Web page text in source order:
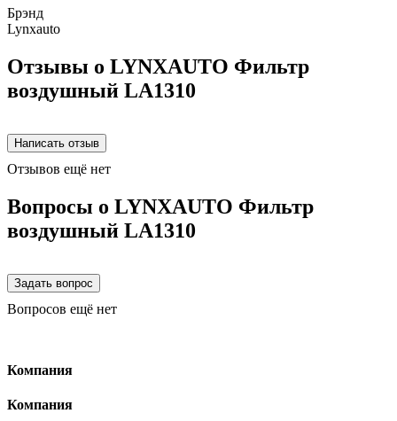
Брэнд
Lynxauto
Отзывы о LYNXAUTO Фильтр
воздушный LA1310
Отзывов ещё нет
Вопросы о LYNXAUTO Фильтр
воздушный LA1310
Вопросов ещё нет
Компания
Компания